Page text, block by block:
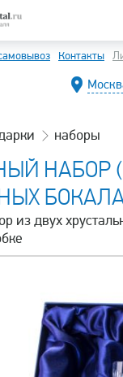
Контакты
наборы
НАБОР
из двух